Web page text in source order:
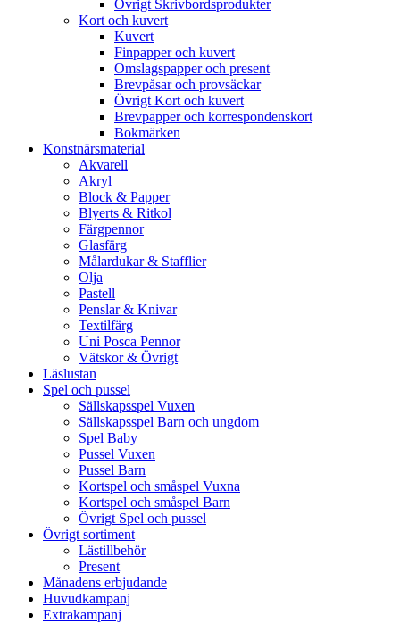
Övrigt Skrivbordsprodukter
Kort och kuvert
Kuvert
Finpapper och kuvert
Omslagspapper och present
Brevpåsar och provsäckar
Övrigt Kort och kuvert
Brevpapper och korrespondenskort
Bokmärken
Konstnärsmaterial
Akvarell
Akryl
Block & Papper
Blyerts & Ritkol
Färgpennor
Glasfärg
Målardukar & Stafflier
Olja
Pastell
Penslar & Knivar
Textilfärg
Uni Posca Pennor
Vätskor & Övrigt
Läslustan
Spel och pussel
Sällskapsspel Vuxen
Sällskapsspel Barn och ungdom
Spel Baby
Pussel Vuxen
Pussel Barn
Kortspel och småspel Vuxna
Kortspel och småspel Barn
Övrigt Spel och pussel
Övrigt sortiment
Lästillbehör
Present
Månadens erbjudande
Huvudkampanj
Extrakampanj